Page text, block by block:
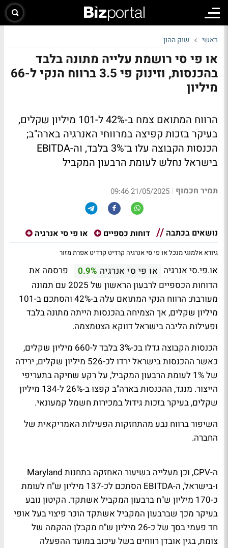
ראשי שוק ההון
או פי סי רושמת עלייה מתונה בלבד
בהכנסות, וזינוק פי 3.5 ברווח הנקי ל-66
מיליון
הרווח המתואם צמח ב-42% ל-101 מיליון שקלים,
בעיקר בזכות קפיצה במרווחי האנרגיה בארה"ב;
הכנסות הקבוצה עלו ב־3% בלבד, וה-EBITDA
בישראל נחלש לעומת הרבעון המקביל
תמיר חכמוף |
21/05/2025 09:46
נושאים בכתבה דוחות כספיים או פי סי אנרגיה
גיורא אלמוגי מנכל או פי סי אנרגיה קרדיט קרדיט אפרת מזור
או.פי.סי אנרגיה או פי סי אנרגיה 0.9%
פרסמה את
הדוחות הכספיים לרבעון הראשון של 2025 עם תמונה
מעורבת:
הרווח הנקי המתואם עלה ב-42% והסתכם ב-101
מיליון שקלים, אך הצמיחה בהכנסות הייתה מתונה בלבד
ופעילות הליבה בישראל דווקא הצטמצמה.
הכנסות הקבוצה גדלו בכ-3% בלבד ל-660 מיליון שקלים,
כאשר ההכנסות בישראל ירדו לכ-526 מיליון שקלים
, ירידה
של 1% לעומת הרבעון המקביל, על רקע שחיקה בתעריפי
הייצור. מנגד,
ההכנסות בארה"ב קפצו ב-26% ל-134 מיליון
שקלים, בעיקר בזכות גידול במכירות חשמל קמעונאי.
השיפור ברווח נבע מהתחזקות הפעילות האמריקאית של
החברה.
ה-CPV, וכן מעלייה בשיעור האחזקה בתחנות Maryland
ו-בישראל, ה-EBITDA
הסתכם לכ-137 מיליון ש"ח לעומת
כ-170 מיליון ש"ח ברבעון המקביל אשתקד. הקיטון נובע
בעיקר מכך שברבעון המקביל אשתקד הוכר פיצוי בעל אופי
חד פעמי בסך של כ-26 מיליון ש"ח מקבלן ההקמה של
צומת, בגין אובדן רווחים בשל עיכוב במועד ההפעלה